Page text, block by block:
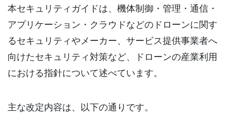
本セキュリティガイドは、機体制御・管理・通信・
アプリケーション・クラウドなどのドローンに関す
るセキュリティやメーカー、サービス提供事業者へ
向けたセキュリティ対策など、ドローンの産業利用
における指針について述べています。
主な改定内容は、以下の通りです。